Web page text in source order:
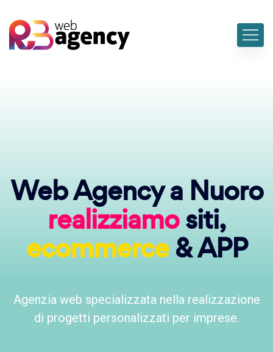
Web Agency a Nuoro
realizziamositi,
ecommerce& APP
Agenzia web specializzata nella realizzazione
di progetti personalizzati per imprese.